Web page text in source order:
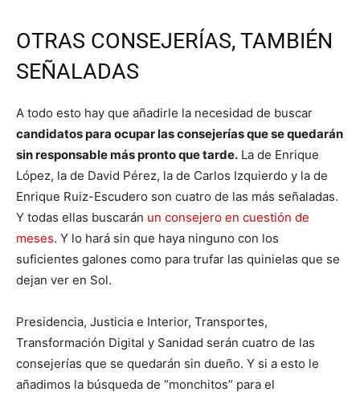
OTRAS CONSEJERÍAS, TAMBIÉN
SEÑALADAS
A todo esto hay que añadirle la necesidad de buscar
candidatos para ocupar las consejerías que se quedarán
sin responsable más pronto que tarde. La de Enrique
López, la de David Pérez, la de Carlos Izquierdo y la de
Enrique Ruiz-Escudero son cuatro de las más señaladas.
Y todas ellas buscarán un consejero en cuestión de
meses. Y lo hará sin que haya ninguno con los
suficientes galones como para trufar las quinielas que se
dejan ver en Sol.
Presidencia, Justicia e Interior, Transportes,
Transformación Digital y Sanidad serán cuatro de las
consejerías que se quedarán sin dueño. Y si a esto le
añadimos la búsqueda de “monchitos” para el